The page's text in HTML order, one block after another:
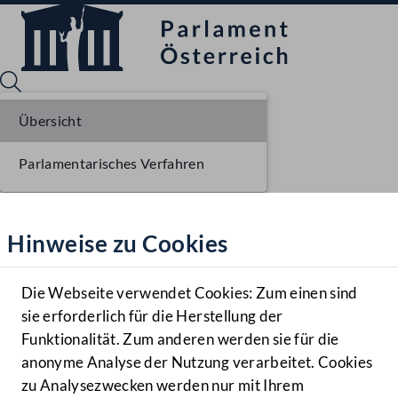
Hilfe
Benutzer
Navigationsmenü öffnen
MENÜ
Hinweise zu Cookies
Die Webseite verwendet Cookies: Zum einen sind
sie erforderlich für die Herstellung der
Funktionalität. Zum anderen werden sie für die
anonyme Analyse der Nutzung verarbeitet. Cookies
zu Analysezwecken werden nur mit Ihrem
Übersicht
Parlamentarisches Verfahren